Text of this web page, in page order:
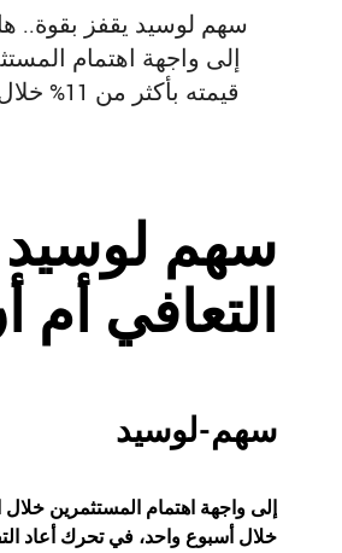
سهم لوسيد يقفز بقوة..
قيمته
سهم
التعافي أم
سهم-لوسيد
خلال أسبوع واحد، في تحرك أعاد